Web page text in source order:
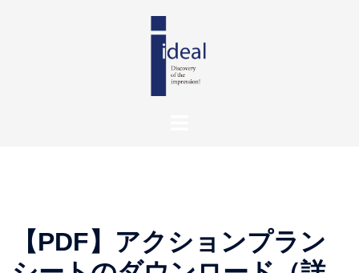
【PDF】アクションプラン